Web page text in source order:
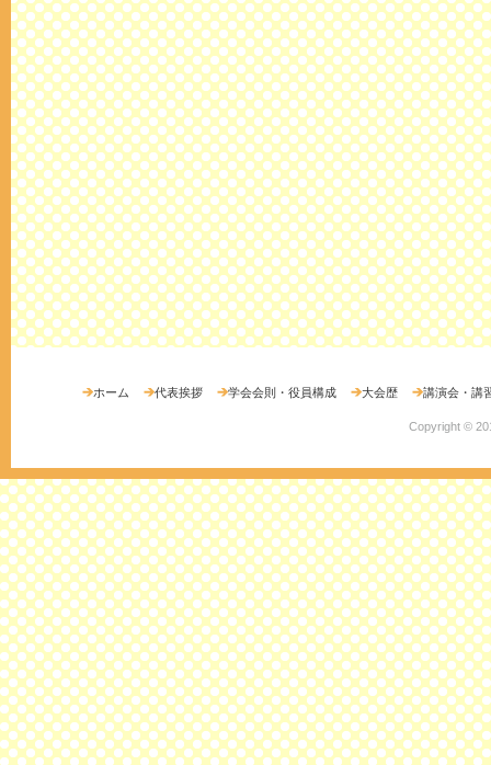
ホーム 代表挨拶 学会会則・役員構成 大会歴 講演会・講
Copyright ©